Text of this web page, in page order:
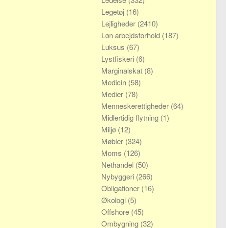
Legetøj (16)
Lejligheder (2410)
Løn arbejdsforhold (187)
Luksus (67)
Lystfiskeri (6)
Marginalskat (8)
Medicin (58)
Medier (78)
Menneskerettigheder (64)
Midlertidig flytning (1)
Miljø (12)
Møbler (324)
Moms (126)
Nethandel (50)
Nybyggeri (266)
Obligationer (16)
Økologi (5)
Offshore (45)
Ombygning (32)